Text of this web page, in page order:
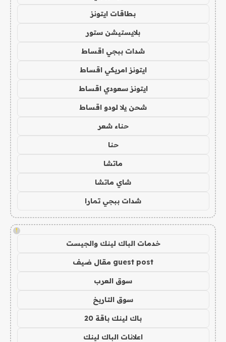
بطاقات ايتونز
بلايستيشن ستور
شدات ببجي اقساط
ايتونز امريكي اقساط
ايتونز سعودي اقساط
شحن يلا لودو اقساط
حناء شعر
حنا
ماتشا
شاي ماتشا
شدات ببجي تمارا
!
خدمات الباك لينك والجيست
guest post مقال ضيف
سوق العرب
سوق التاريخ
باك لينك باقة 20
اعلانات الباك لينك